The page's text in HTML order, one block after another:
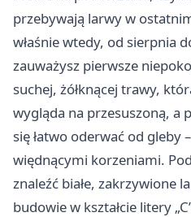
przebywają larwy w
właśnie wtedy, od sierpnia
zauważysz pierwsze
suchej, żółknącej trawy,
wygląda na przesuszoną, a
się łatwo oderwać od gleby
więdnącymi korzeniami.
znaleźć białe, zakrzywione
budowie w kształcie litery